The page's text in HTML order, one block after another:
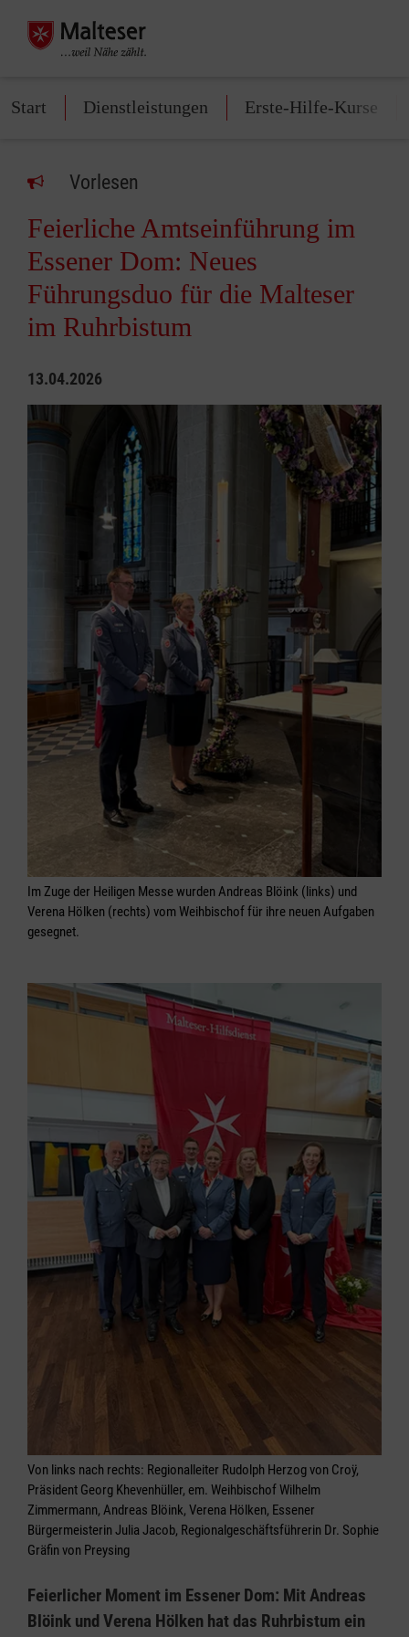
Start Dienstleistungen Erste-Hilfe-Kurse
Vorlesen
Feierliche Amtseinführung im
Essener Dom: Neues
Führungsduo für die Malteser
im Ruhrbistum
13.04.2026
Im Zuge der Heiligen Messe wurden Andreas Blöink (links) und
Verena Hölken (rechts) vom Weihbischof für ihre neuen Aufgaben
gesegnet.
Von links nach rechts: Regionalleiter Rudolph Herzog von Croÿ,
Präsident Georg Khevenhüller, em. Weihbischof Wilhelm
Zimmermann, Andreas Blöink, Verena Hölken, Essener
Bürgermeisterin Julia Jacob, Regionalgeschäftsführerin Dr. Sophie
Gräfin von Preysing
Feierlicher Moment im Essener Dom: Mit Andreas
Blöink und Verena Hölken hat das Ruhrbistum ein